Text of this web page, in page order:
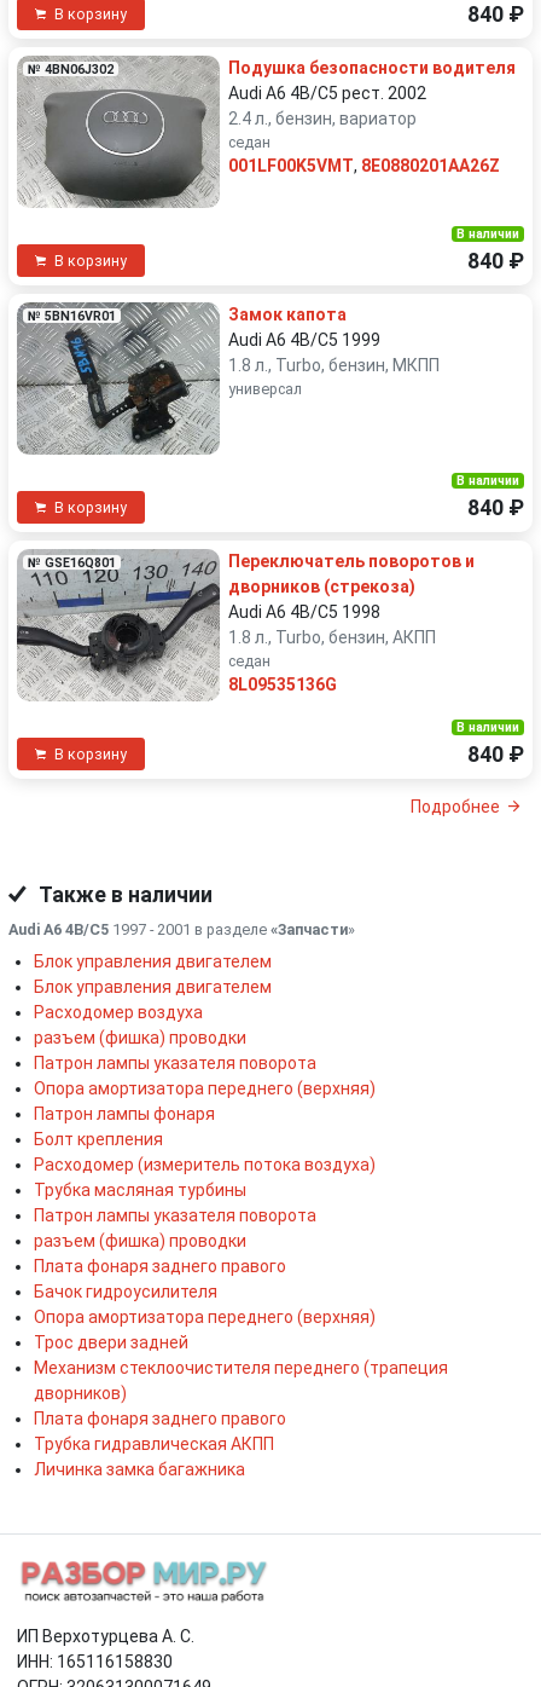
В корзину 840 ₽
№ 4BN06J302
Подушка безопасности водителя
Audi A6 4B/C5 рест. 2002
2.4 л., бензин, вариатор
седан
001LF00K5VMT, 8E0880201AA26Z
В корзину
В наличии
840 ₽
№ 5BN16VR01
Замок капота
Audi A6 4B/C5 1999
1.8 л., Turbo, бензин, МКПП
универсал
В корзину
В наличии
840 ₽
№ GSE16Q801
Переключатель поворотов и
дворников (стрекоза)
Audi A6 4B/C5 1998
1.8 л., Turbo, бензин, АКПП
седан
8L09535136G
В корзину
В наличии
840 ₽
Подробнее
Также в наличии
Audi A6 4B/C5 1997 - 2001 в разделе «Запчасти»
Блок управления двигателем
Блок управления двигателем
Расходомер воздуха
разъем (фишка) проводки
Патрон лампы указателя поворота
Опора амортизатора переднего (верхняя)
Патрон лампы фонаря
Болт крепления
Расходомер (измеритель потока воздуха)
Трубка масляная турбины
Патрон лампы указателя поворота
разъем (фишка) проводки
Плата фонаря заднего правого
Бачок гидроусилителя
Опора амортизатора переднего (верхняя)
Трос двери задней
Механизм стеклоочистителя переднего (трапеция
дворников)
Плата фонаря заднего правого
Трубка гидравлическая АКПП
Личинка замка багажника
ИП Верхотурцева А. С.
ИНН: 165116158830